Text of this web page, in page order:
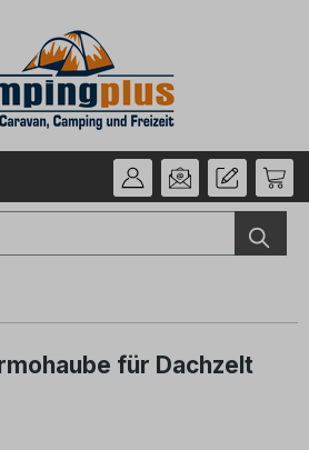
springen
für Dachzelt